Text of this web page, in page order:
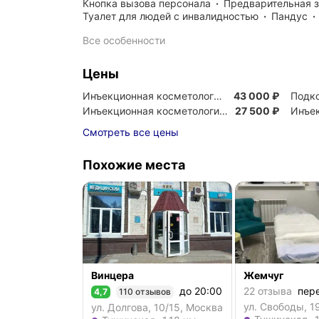
кнопка вызова персонала
предварительная
туалет для людей с инвалидностью
пандус
Все особенности
Цены
Инъекционная косметология — полимолочная
Цена
43000
43 000 ₽
Инъекционная косметология. Juvederm Ultra 2
Цена
27500
27 500 ₽
Смотреть все цены
Похожие места
Винцера
Рейтинг 4,7 из 5
4,7 110 отзывов
до 20:00
ул. Долгова, 10/15, Москва
Жемчуг
22 отзыва
ул. Свободы,